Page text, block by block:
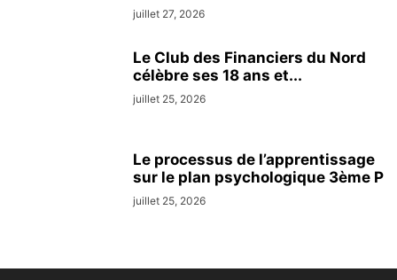
juillet 27, 2026
Le Club des Financiers du Nord
célèbre ses 18 ans et...
juillet 25, 2026
Le processus de l’apprentissage
sur le plan psychologique 3ème P
juillet 25, 2026